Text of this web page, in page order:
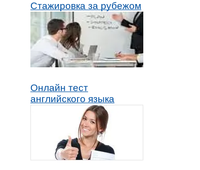
Стажировка за рубежом
Онлайн тест
английского языка